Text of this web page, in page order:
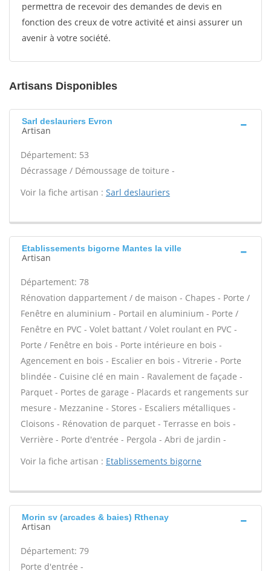
permettra de recevoir des demandes de devis en
fonction des creux de votre activité et ainsi assurer un
avenir à votre société.
Artisans Disponibles
Sarl deslauriers Evron
Artisan
Département: 53
Décrassage / Démoussage de toiture -
Voir la fiche artisan : Sarl deslauriers
Etablissements bigorne Mantes la ville
Artisan
Département: 78
Rénovation dappartement / de maison - Chapes - Porte /
Fenêtre en aluminium - Portail en aluminium - Porte /
Fenêtre en PVC - Volet battant / Volet roulant en PVC -
Porte / Fenêtre en bois - Porte intérieure en bois -
Agencement en bois - Escalier en bois - Vitrerie - Porte
blindée - Cuisine clé en main - Ravalement de façade -
Parquet - Portes de garage - Placards et rangements sur
mesure - Mezzanine - Stores - Escaliers métalliques -
Cloisons - Rénovation de parquet - Terrasse en bois -
Verrière - Porte d'entrée - Pergola - Abri de jardin -
Voir la fiche artisan : Etablissements bigorne
Morin sv (arcades & baies) Rthenay
Artisan
Département: 79
Porte d'entrée -